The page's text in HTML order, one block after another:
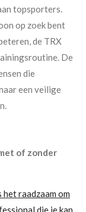
topsporters.
op zoek bent
de TRX
De
die
een veilige
of zonder
het raadzaam om
die je kan